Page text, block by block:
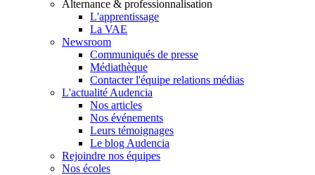
Alternance & professionnalisation
L'apprentissage
La VAE
Newsroom
Communiqués de presse
Médiathèque
Contacter l'équipe relations médias
L'actualité Audencia
Nos articles
Nos événements
Leurs témoignages
Le blog Audencia
Rejoindre nos équipes
Nos écoles